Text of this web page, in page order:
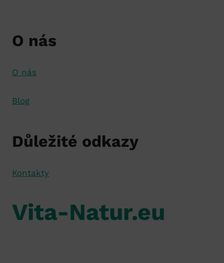
O nás
O nás
Blog
Důležité odkazy
Kontakty
Vita-Natur.eu